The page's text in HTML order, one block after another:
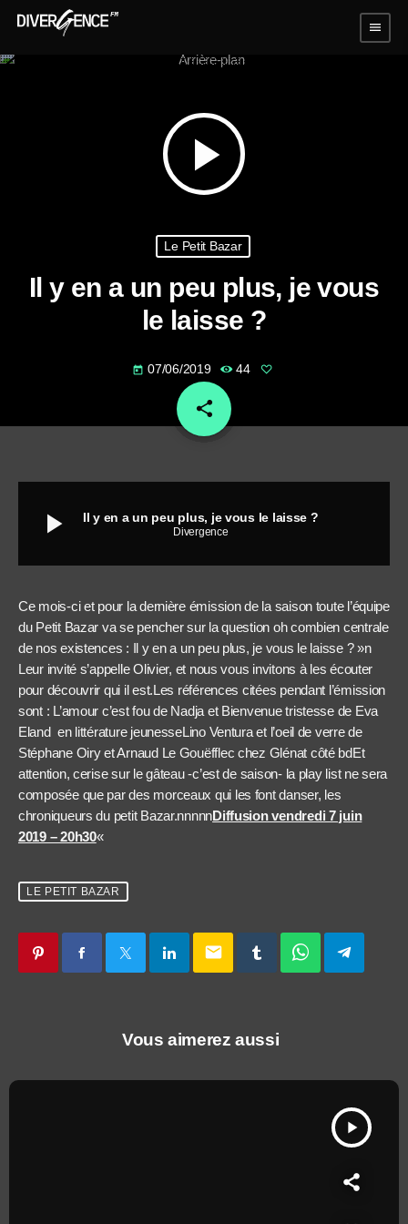
menu
play_arrow
Le Petit Bazar
Il y en a un peu plus, je vous
le laisse ?
today 07/06/2019 44
share
email
play_arrow Il y en a un peu plus, je vous le laisse ?
Divergence
Ce mois-ci et pour la dernière émission de la saison toute l’équipe
du Petit Bazar va se pencher sur la question oh combien centrale
de nos existences : Il y en a un peu plus, je vous le laisse ? »n
Leur invité s’appelle Olivier, et nous vous invitons à les écouter
pour découvrir qui il est.Les références citées pendant l’émission
sont : L’amour c’est fou de Nadja et Bienvenue tristesse de Eva
Eland en littérature jeunesseLino Ventura et l’oeil de verre de
Stéphane Oiry et Arnaud Le Gouëfflec chez Glénat côté bdEt
attention, cerise sur le gâteau -c’est de saison- la play list ne sera
composée que par des morceaux qui les font danser, les
chroniqueurs du petit Bazar.nnnnnDiffusion vendredi 7 juin
2019 – 20h30«
LE PETIT BAZAR
email
Vous aimerez aussi
play_arrow